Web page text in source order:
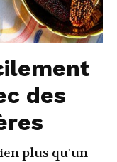
des
plus qu'un